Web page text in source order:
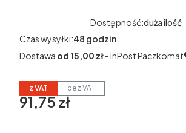
Dostępność:duża ilość
Czas wysyłki:48 godzin
Dostawa od 15,00 zł- InPost
z VAT bez VAT
Cena
91,75 zł
w tym 23% VAT
w tym